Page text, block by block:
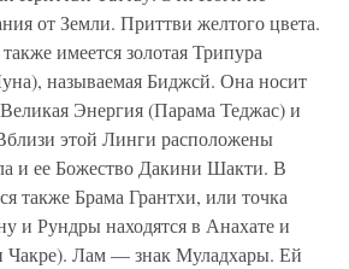
от Земли. Приттви желтого цвета.
имеется золотая Трипура
называемая Биджсй. Она носит
Энергия (Парама Теджас) и
этой Линги расположены
и ее Божество Дакини Шакти. В
также Брама Грантхи, или точка
и Рундры находятся в Анахате и
Лам — знак Муладхары. Ей